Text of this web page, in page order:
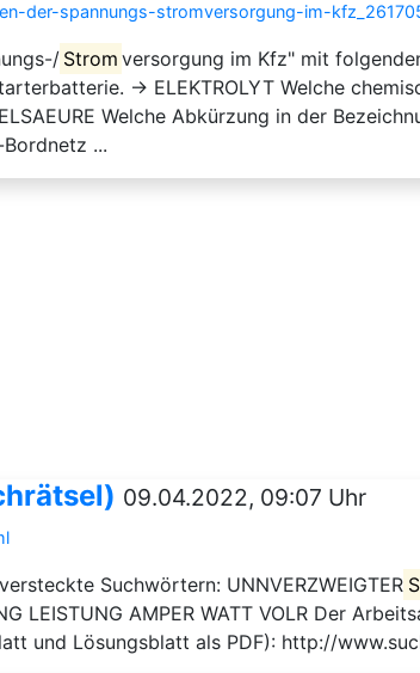
der-spannungs-stromversorgung-im-
Strom versorgung im Kfz" mit
→ ELEKTROLYT Welche
Welche Abkürzung in der
...
09.04.2022, 09:07 Uhr
Suchwörtern: UNNVERZWEIGTER
LEISTUNG AMPER WATT VOLR Der
und Lösungsblatt als PDF): http://